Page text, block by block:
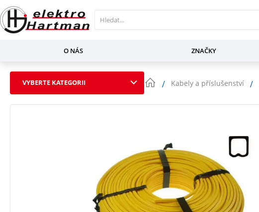
O NÁS ZNAČKY
VYBERTE KATEGORII Kabely a příslušenství